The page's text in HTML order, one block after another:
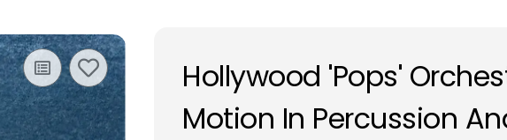
Hollywood 'Pops'
Motion In Percussion